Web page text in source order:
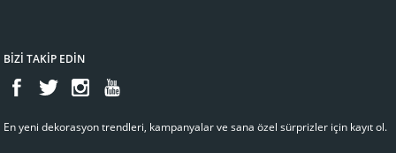
BİZİ TAKİP EDİN
En yeni dekorasyon trendleri, kampanyalar ve sana özel sürprizler için kayıt ol.